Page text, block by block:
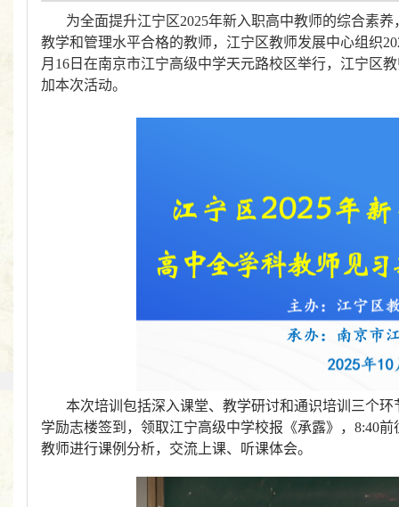
为全面提升江宁区2025年新入职高中教师的综合素
教学和管理水平合格的教师，江宁区教师发展中心组织
月16日在南京市江宁高级中学天元路校区举行，江宁区
加本次活动。
本次培训包括深入课堂、教学研讨和通识培训三个环
学励志楼签到，领取江宁高级中学校报《承露》， 8:40前
教师进行课例分析，交流上课、听课体会。